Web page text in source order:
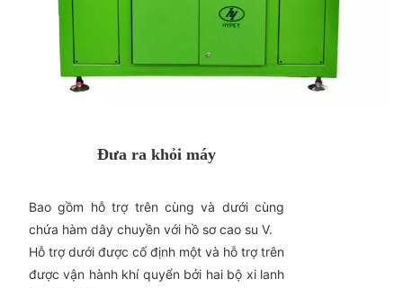
Đưa ra khỏi máy
Bao gồm hỗ trợ trên cùng và dưới cùng
chứa hàm dây chuyền với hồ sơ cao su V.
Hỗ trợ dưới được cố định một và hỗ trợ trên
được vận hành khí quyển bởi hai bộ xi lanh